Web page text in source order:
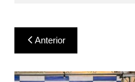
Navegação
de
Post
Anterior